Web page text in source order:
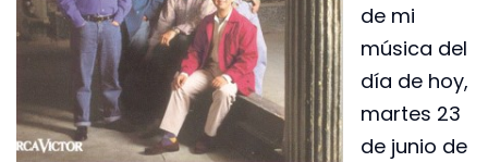
de mi
música del
día de hoy,
martes 23
de junio de